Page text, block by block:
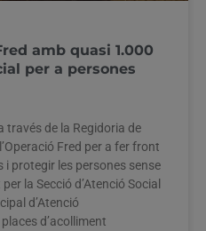
amb quasi 1.000
per a persones
través de la Regidoria de
Fred per a fer front
i protegir les persones sense
la Secció d’Atenció Social
d’Atenció
d’acolliment